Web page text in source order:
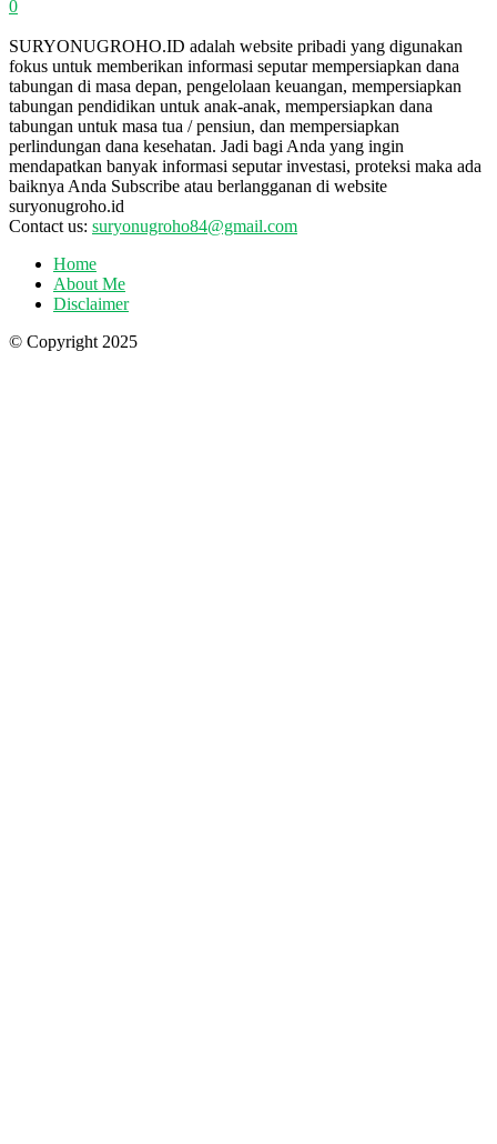
0
SURYONUGROHO.ID adalah website pribadi yang digunakan
fokus untuk memberikan informasi seputar mempersiapkan dana
tabungan di masa depan, pengelolaan keuangan, mempersiapkan
tabungan pendidikan untuk anak-anak, mempersiapkan dana
tabungan untuk masa tua / pensiun, dan mempersiapkan
perlindungan dana kesehatan. Jadi bagi Anda yang ingin
mendapatkan banyak informasi seputar investasi, proteksi maka ada
baiknya Anda Subscribe atau berlangganan di website
suryonugroho.id
Contact us: suryonugroho84@gmail.com
Home
About Me
Disclaimer
© Copyright 2025